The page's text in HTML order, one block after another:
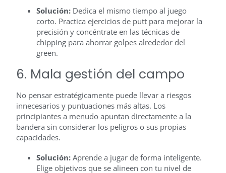
Solución: Dedica el mismo tiempo al juego
corto. Practica ejercicios de putt para mejorar la
precisión y concéntrate en las técnicas de
chipping para ahorrar golpes alrededor del
green.
6. Mala gestión del campo
No pensar estratégicamente puede llevar a riesgos
innecesarios y puntuaciones más altas. Los
principiantes a menudo apuntan directamente a la
bandera sin considerar los peligros o sus propias
capacidades.
Solución: Aprende a jugar de forma inteligente.
Elige objetivos que se alineen con tu nivel de